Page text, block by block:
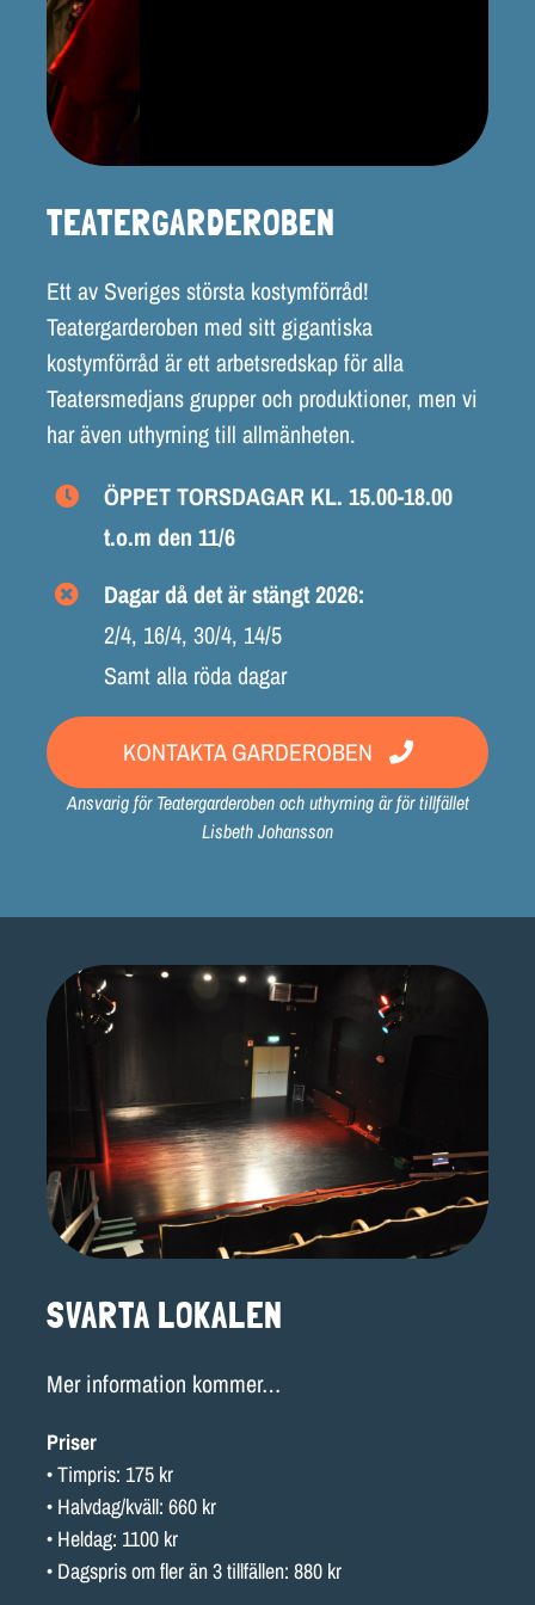
DOKUMENT
TEATERGARDEROBEN
Ett av Sveriges största kostymförråd!
Teatergarderoben med sitt gigantiska
kostymförråd är ett arbetsredskap för alla
Teatersmedjans grupper och produktioner, men vi
har även uthyrning till allmänheten.
ÖPPET TORSDAGAR KL. 15.00-18.00
t.o.m den 11/6
Dagar då det är stängt 2026:
2/4, 16/4, 30/4, 14/5
Samt alla röda dagar
KONTAKTA GARDEROBEN
Ansvarig för Teatergarderoben och uthyrning är för tillfället
Lisbeth Johansson
SVARTA LOKALEN
Mer information kommer…
Priser
• Timpris: 175 kr
• Halvdag/kväll: 660 kr
• Heldag: 1100 kr
• Dagspris om fler än 3 tillfällen: 880 kr